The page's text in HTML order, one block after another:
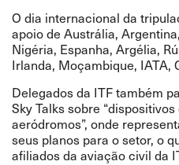
O dia internacional da
apoio de Austrália,
Nigéria, Espanha, Argélia,
Irlanda, Moçambique, IATA,
Delegados da ITF também
Sky Talks sobre
aeródromos”, onde
seus planos para o setor, o
afiliados da aviação civil da